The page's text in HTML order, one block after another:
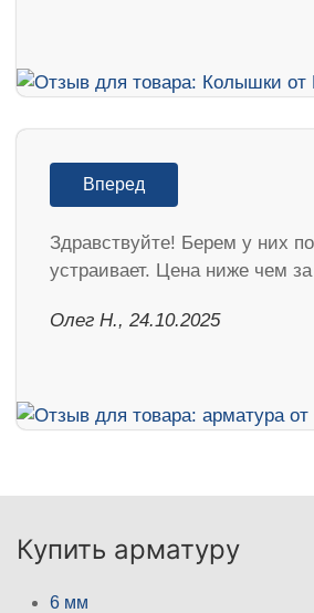
Вперед
Здравствуйте! Берем у них
устраивает. Цена ниже чем
Олег Н., 24.10.2025
Купить арматуру
6 мм